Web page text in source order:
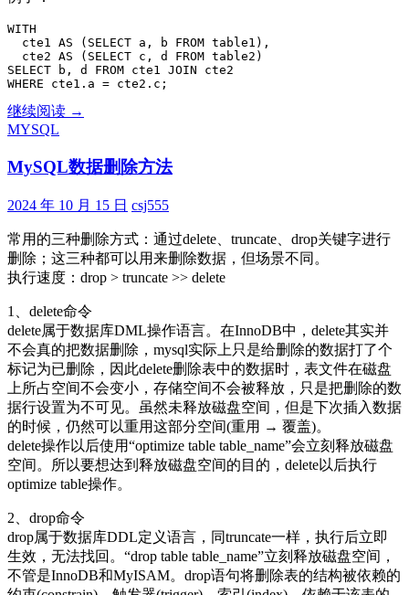
WITH
SELECT b, d FROM cte1 JOIN cte2
WHERE cte1.a = cte2.c;
继续阅读MySQL
表
达
→
MYSQL
MySQL数据删除方法
2024 年 10 月 15 日 csj555
常用的三种删除方式：通过delete、truncate、drop关键字进行
删除；这三种都可以用来删除数据，但场景不同。
执行速度：drop > truncate >> delete
1、delete命令
delete属于数据库DML操作语言。在InnoDB中，delete其实并
不会真的把数据删除，mysql实际上只是给删除的数据打了个
标记为已删除，因此delete删除表中的数据时，表文件在磁盘
上所占空间不会变小，存储空间不会被释放，只是把删除的数
据行设置为不可见。虽然未释放磁盘空间，但是下次插入数据
的时候，仍然可以重用这部分空间(重用 → 覆盖)。
delete操作以后使用“optimize table table_name”会立刻释放磁盘
空间。所以要想达到释放磁盘空间的目的，delete以后执行
optimize table操作。
2、drop命令
drop属于数据库DDL定义语言，同truncate一样，执行后立即
生效，无法找回。“drop table table_name”立刻释放磁盘空间，
不管是InnoDB和MyISAM。drop语句将删除表的结构被依赖的